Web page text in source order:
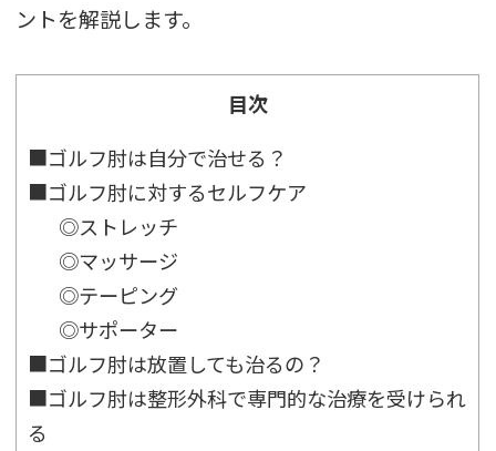
ントを解説します。
目次
■ゴルフ肘は自分で治せる？
■ゴルフ肘に対するセルフケア
◎ストレッチ
◎マッサージ
◎テーピング
◎サポーター
■ゴルフ肘は放置しても治るの？
■ゴルフ肘は整形外科で専門的な治療を受けられ
る